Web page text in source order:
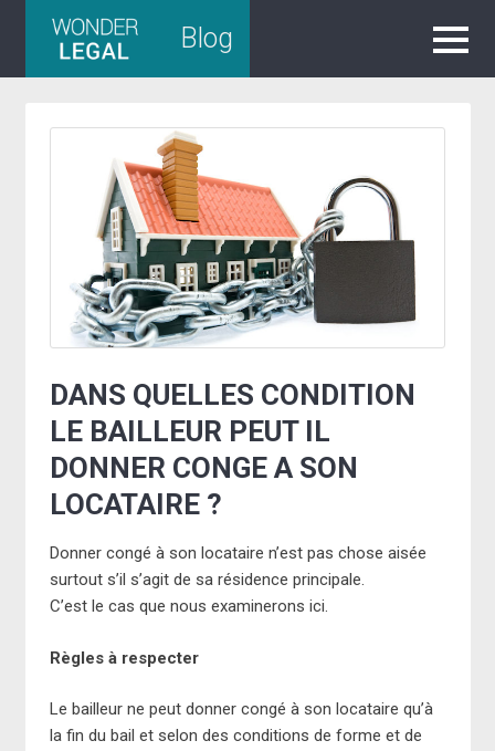
Blog
DANS QUELLES CONDITION
LE BAILLEUR PEUT IL
DONNER CONGE A SON
LOCATAIRE ?
Donner congé à son locataire n’est pas chose aisée
surtout s’il s’agit de sa résidence principale.
C’est le cas que nous examinerons ici.
Règles à respecter
Le bailleur ne peut donner congé à son locataire qu’à
la fin du bail et selon des conditions de forme et de